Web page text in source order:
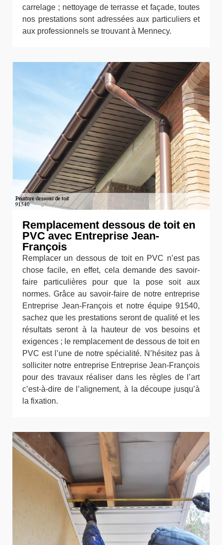
carrelage ; nettoyage de terrasse et façade, toutes
nos prestations sont adressées aux particuliers et
aux professionnels se trouvant à Mennecy.
Remplacement dessous de toit en
PVC avec Entreprise Jean-
François
Remplacer un dessous de toit en PVC n’est pas
chose facile, en effet, cela demande des savoir-
faire particulières pour que la pose soit aux
normes. Grâce au savoir-faire de notre entreprise
Entreprise Jean-François et notre équipe 91540,
sachez que les prestations seront de qualité et les
résultats seront à la hauteur de vos besoins et
exigences ; le remplacement de dessous de toit en
PVC est l’une de notre spécialité. N’hésitez pas à
solliciter notre entreprise Entreprise Jean-François
pour des travaux réaliser dans les règles de l’art
c’est-à-dire de l’alignement, à la découpe jusqu’à
la fixation.